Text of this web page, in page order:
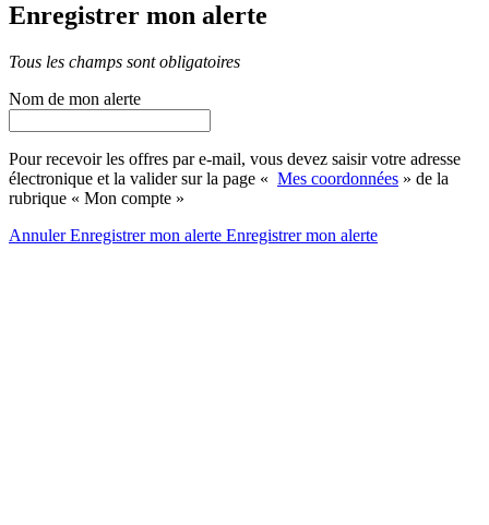
Enregistrer mon alerte
Tous les champs sont obligatoires
Nom de mon alerte
Pour recevoir les offres par e-mail, vous devez saisir votre adresse
électronique et la valider sur la page « Mes coordonnées » de la
rubrique « Mon compte »
AnnulerEnregistrer mon alerte Enregistrermon alerte